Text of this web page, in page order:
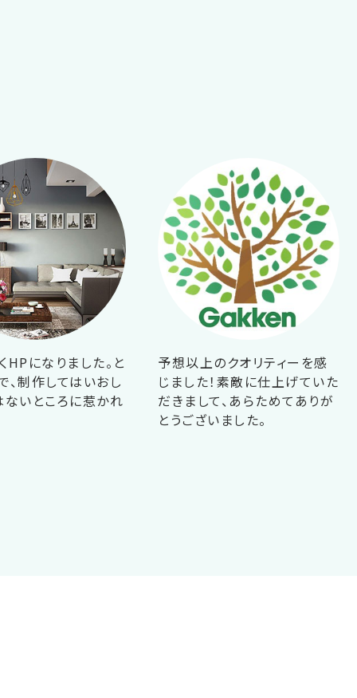
HPになりました。と
、制作してはいおし
ないところに惹かれ
予想以上のクオリティーを感
じました！素敵に仕上げていた
だきまして、あらためてありが
とうございました。